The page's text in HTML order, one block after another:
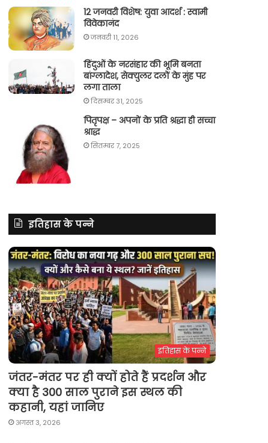
12 जनवरी विशेष: युवा आदर्श : स्वामी
विवेकानंद
जनवरी 11, 2026
हिंदुओं के नरसंहार की भूमि बनता
बांग्लादेश, सेक्युलर दलों के मुंह पर
लगा ताला
दिसम्बर 31, 2025
पितृपक्ष – अपनों के प्रति श्रद्धा ही सच्चा
श्राद्ध
सितम्बर 7, 2025
इतिहास के पन्ने
इतिहास के पन्ने
जंतर-मंतर पर ही क्यों होते हैं प्रदर्शन और
क्या है 300 साल पुराने इस स्थल की
कहानी, यहां जानिए
अगस्त 3, 2026